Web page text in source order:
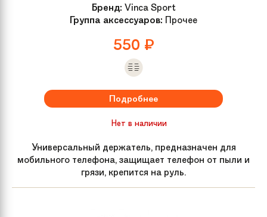
Бренд: Vinca Sport
Группа аксессуаров: Прочее
550 ₽
Подробнее
Нет в наличии
Универсальный держатель, предназначен для
мобильного телефона, защищает телефон от пыли и
грязи, крепится на руль.